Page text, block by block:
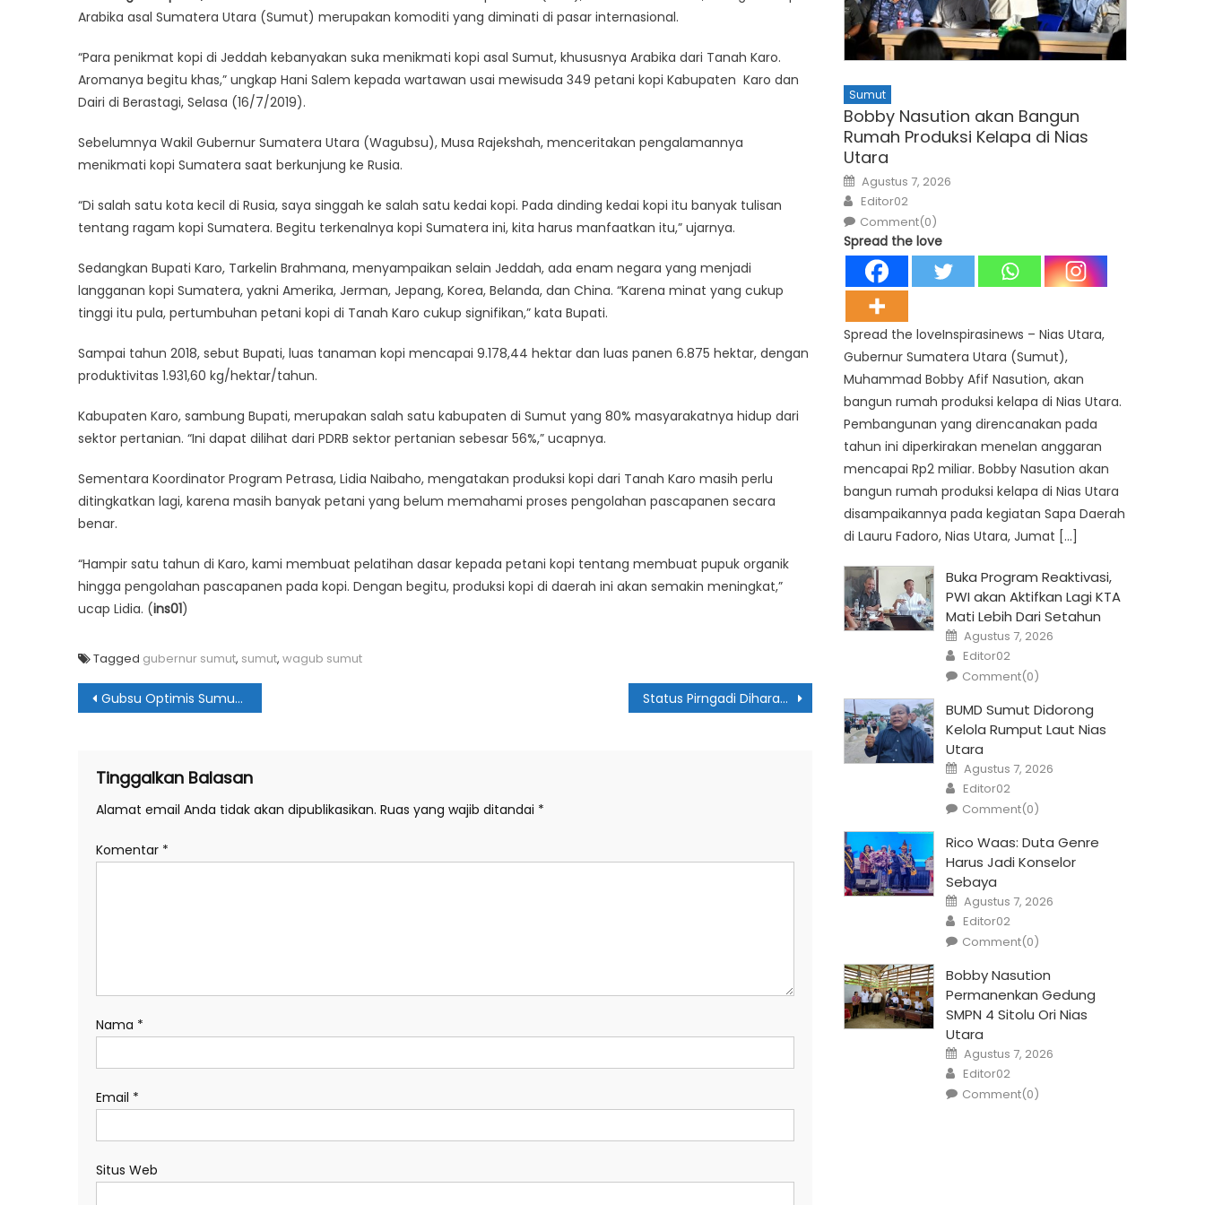
Arabika asal Sumatera Utara (Sumut) merupakan komoditi yang diminati di pasar internasional.
“Para penikmat kopi di Jeddah kebanyakan suka menikmati kopi asal Sumut, khususnya Arabika dari Tanah Karo.
Aromanya begitu khas,” ungkap Hani Salem kepada wartawan usai mewisuda 349 petani kopi Kabupaten Karo dan
Dairi di Berastagi, Selasa (16/7/2019).
Sebelumnya Wakil Gubernur Sumatera Utara (Wagubsu), Musa Rajekshah, menceritakan pengalamannya
menikmati kopi Sumatera saat berkunjung ke Rusia.
“Di salah satu kota kecil di Rusia, saya singgah ke salah satu kedai kopi. Pada dinding kedai kopi itu banyak tulisan
tentang ragam kopi Sumatera. Begitu terkenalnya kopi Sumatera ini, kita harus manfaatkan itu,” ujarnya.
Sedangkan Bupati Karo, Tarkelin Brahmana, menyampaikan selain Jeddah, ada enam negara yang menjadi
langganan kopi Sumatera, yakni Amerika, Jerman, Jepang, Korea, Belanda, dan China. “Karena minat yang cukup
tinggi itu pula, pertumbuhan petani kopi di Tanah Karo cukup signifikan,” kata Bupati.
Sampai tahun 2018, sebut Bupati, luas tanaman kopi mencapai 9.178,44 hektar dan luas panen 6.875 hektar, dengan
produktivitas 1.931,60 kg/hektar/tahun.
Kabupaten Karo, sambung Bupati, merupakan salah satu kabupaten di Sumut yang 80% masyarakatnya hidup dari
sektor pertanian. “Ini dapat dilihat dari PDRB sektor pertanian sebesar 56%,” ucapnya.
Sementara Koordinator Program Petrasa, Lidia Naibaho, mengatakan produksi kopi dari Tanah Karo masih perlu
ditingkatkan lagi, karena masih banyak petani yang belum memahami proses pengolahan pascapanen secara
benar.
“Hampir satu tahun di Karo, kami membuat pelatihan dasar kepada petani kopi tentang membuat pupuk organik
hingga pengolahan pascapanen pada kopi. Dengan begitu, produksi kopi di daerah ini akan semakin meningkat,”
ucap Lidia. (ins01)
Tagged gubernur sumut, sumut, wagub sumut
Navigasi
Gubsu Optimis Sumut Agraris Terwujud! Status Pirngadi Diharapkan Meningkat Jadi RS Pendidikan Kelas A
Tinggalkan Balasan
Alamat email Anda tidak akan dipublikasikan. Ruas yang wajib ditandai *
Komentar *
Nama *
Email *
Situs Web
Sumut
Bobby Nasution akan Bangun
Rumah Produksi Kelapa di Nias
Utara
Posted
on
Agustus 7, 2026
Author
Editor02
Comment(0)
Spread the love
Spread the loveInspirasinews – Nias Utara,
Gubernur Sumatera Utara (Sumut),
Muhammad Bobby Afif Nasution, akan
bangun rumah produksi kelapa di Nias Utara.
Pembangunan yang direncanakan pada
tahun ini diperkirakan menelan anggaran
mencapai Rp2 miliar. Bobby Nasution akan
bangun rumah produksi kelapa di Nias Utara
disampaikannya pada kegiatan Sapa Daerah
di Lauru Fadoro, Nias Utara, Jumat […]
Buka Program Reaktivasi,
PWI akan Aktifkan Lagi KTA
Mati Lebih Dari Setahun
Posted
on
Agustus 7, 2026
Author
Editor02
Comment(0)
BUMD Sumut Didorong
Kelola Rumput Laut Nias
Utara
Posted
on
Agustus 7, 2026
Author
Editor02
Comment(0)
Rico Waas: Duta Genre
Harus Jadi Konselor
Sebaya
Posted
on
Agustus 7, 2026
Author
Editor02
Comment(0)
Bobby Nasution
Permanenkan Gedung
SMPN 4 Sitolu Ori Nias
Utara
Posted
on
Agustus 7, 2026
Author
Editor02
Comment(0)